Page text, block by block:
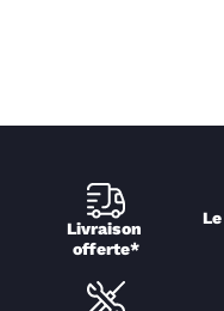
Livraison
offerte*